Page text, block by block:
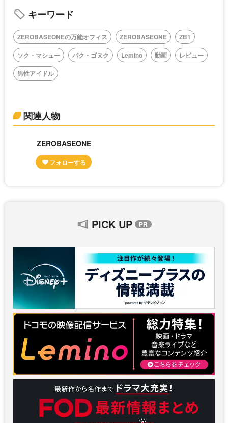
キーワード
ZEROBASEONEの万能オフィス ZEROBASEONE
ZB1
ソク・マシュー
パク・ゴヌク Lemino 動画
レビュー
男性アイドル
関連人物
ZEROBASEONE
PICK UP